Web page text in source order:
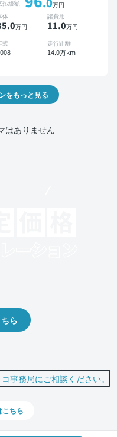
ター ドライブレコーダー
払総額
万円
体
万円
諸費用
11.0万円
式
走行距離
14.0万km
をもっと見る
はありません
ら
こちら